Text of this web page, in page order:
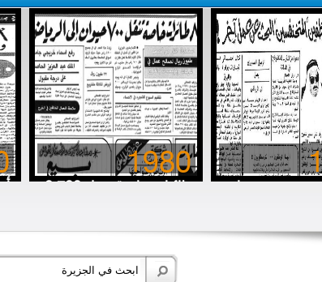
1980
8 طائرات خاصة تنقل 700
مستهتروا